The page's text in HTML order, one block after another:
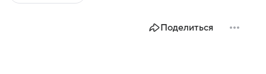
Поделиться